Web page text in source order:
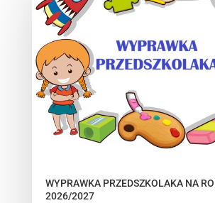
WYPRAWKA PRZEDSZKOLAKA NA
2026/2027